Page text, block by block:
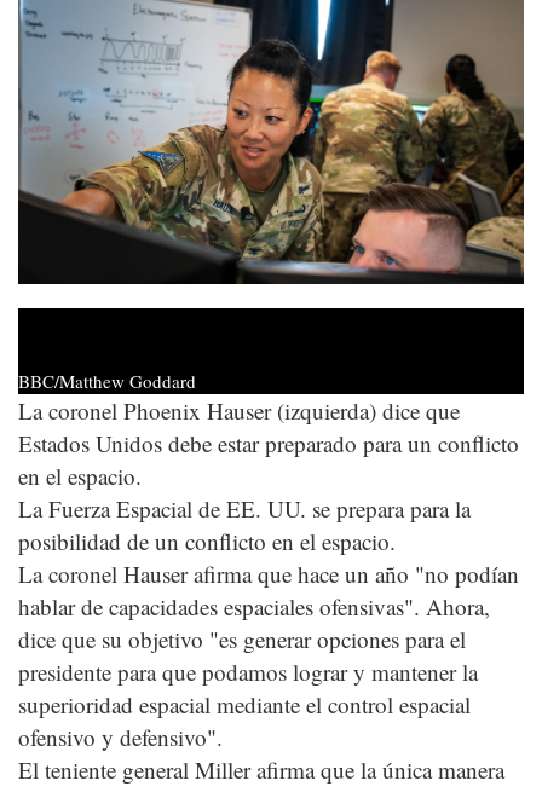
BBC/Matthew Goddard
La coronel Phoenix Hauser (izquierda) dice que
Estados Unidos debe estar preparado para un conflicto
en el espacio.
La Fuerza Espacial de EE. UU. se prepara para la
posibilidad de un conflicto en el espacio.
La coronel Hauser afirma que hace un año "no podían
hablar de capacidades espaciales ofensivas". Ahora,
dice que su objetivo "es generar opciones para el
presidente para que podamos lograr y mantener la
superioridad espacial mediante el control espacial
ofensivo y defensivo".
El teniente general Miller afirma que la única manera